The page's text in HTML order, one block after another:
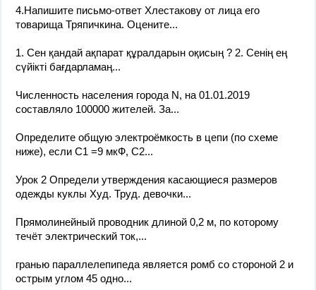
4.Напишите письмо-ответ Хлестакову от лица его
товарища Тряпичкина. Оцените...
1. Сен қандай ақпарат құралдарын оқисың ? 2. Сенің ең
сүйікті бағдарламаң...
Численность населения города N, на 01.01.2019
составляло 100000 жителей. За...
Определите общую электроёмкость в цепи (по схеме
ниже), если С1 =9 мкФ, С2...
Урок 2 Определи утверждения касающиеся размеров
одежды куклы Худ. Труд. девочки...
Прямолинейный проводник длиной 0,2 м, по которому
течёт электрический ток,...
гранью параллелепипеда является ромб со стороной 2 и
острым углом 45 одно...